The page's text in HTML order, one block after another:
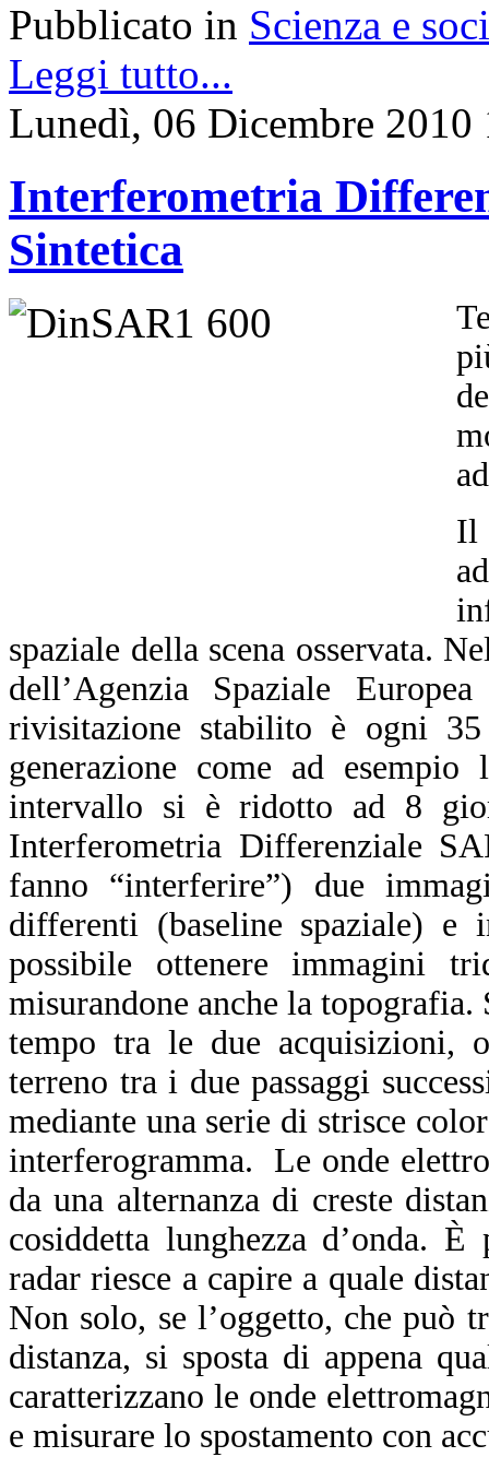
Pubblicato in Scienza e
Leggi tutto...
Lunedì, 06 Dicembre 2010
Interferometria
Sintetica
Il
spaziale della scena osservata.
dell’Agenzia Spaziale
rivisitazione stabilito è ogni
generazione come ad
intervallo si è ridotto ad 8
Interferometria Differenziale
fanno “interferire”) due
differenti (baseline spaziale) e
possibile ottenere immagini
misurandone anche la
tempo tra le due acquisizioni,
terreno tra i due passaggi
mediante una serie di strisce
interferogramma. Le onde
da una alternanza di creste
cosiddetta lunghezza d’onda.
radar riesce a capire a quale
Non solo, se l’oggetto, che può
distanza, si sposta di appena
caratterizzano le onde
e misurare lo spostamento con